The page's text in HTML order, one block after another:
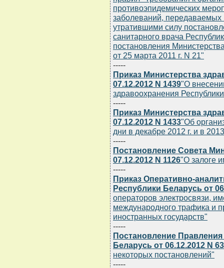
противоэпидемических
заболеваний,
утратившими силу
санитарного врача
постановления
от 25 марта 2011 г. N 21"
-----
Приказ Министерства
07.12.2012 N 1439"О
здравоохранения
-----
Приказ Министерства
07.12.2012 N 1433"Об
дни в декабре 2012 г. и в
-----
Постановление Совета
07.12.2012 N 1126"О залоге
-----
Приказ Оперативно-
Республики Беларусь от
операторов электросвязи,
международного трафика и
иностранных государств"
-----
Постановление
Беларусь от 06.12.2012 N
некоторых постановлений"
-----